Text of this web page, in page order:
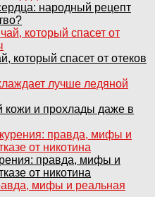
народный рецепт
который спасет от отеков
кожи и прохлады даже в
правда, мифы и
от никотина